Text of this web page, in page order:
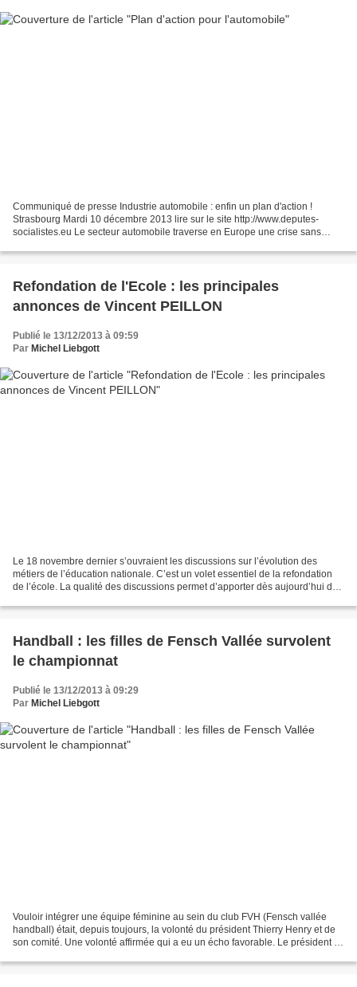
Communiqué de presse Industrie automobile : enfin un plan d'action !
Strasbourg Mardi 10 décembre 2013 lire sur le site http://www.deputes-
socialistes.eu Le secteur automobile traverse en Europe une crise sans
Refondation de l'Ecole : les principales
annonces de Vincent PEILLON
Publié le 13/12/2013 à 09:59
Par Michel Liebgott
Le 18 novembre dernier s’ouvraient les discussions sur l’évolution des
métiers de l’éducation nationale. C’est un volet essentiel de la refondation
de l’école. La qualité des discussions permet d’apporter dès aujourd’hui des
Handball : les filles de Fensch Vallée survolent
le championnat
Publié le 13/12/2013 à 09:29
Par Michel Liebgott
Vouloir intégrer une équipe féminine au sein du club FVH (Fensch vallée
handball) était, depuis toujours, la volonté du président Thierry Henry et de
son comité. Une volonté affirmée qui a eu un écho favorable. Le président a